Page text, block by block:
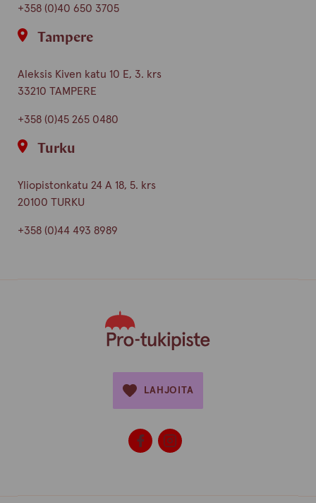
+358 (0)40 650 3705
Tampere
Aleksis Kiven katu 10 E, 3. krs
33210 TAMPERE
+358 (0)45 265 0480
Turku
Yliopistonkatu 24 A 18, 5. krs
20100 TURKU
+358 (0)44 493 8989
LAHJOITA